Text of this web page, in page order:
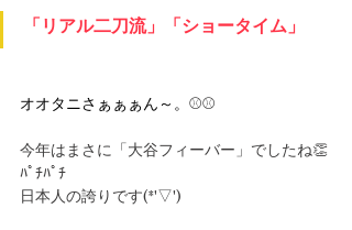
「リアル二刀流」「ショータイム」
オオタニさぁぁぁん～。 ⚾⚾
今年はまさに「大谷フィーバー」でしたね👏
ﾊﾟﾁﾊﾟﾁ
日本人の誇りです(*'▽')